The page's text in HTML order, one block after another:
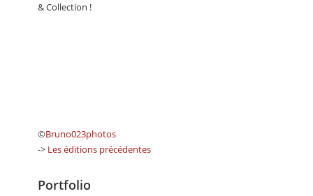
& Collection !
©Bruno023photos
-> Les éditions précédentes
Portfolio